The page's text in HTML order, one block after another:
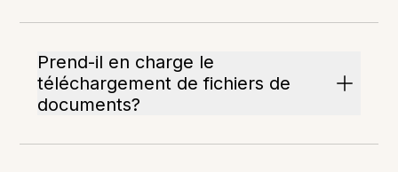
Prend-il en charge le
téléchargement de fichiers de
documents?